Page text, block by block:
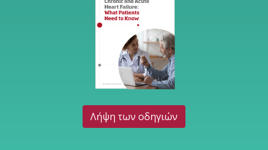
Λήψη των οδηγιών